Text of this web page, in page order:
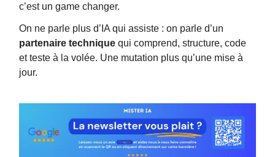
c’est un game changer.
On ne parle plus d’IA qui assiste : on parle d’un
partenaire technique qui comprend, structure, code
et teste à la volée. Une mutation plus qu’une mise à
jour.